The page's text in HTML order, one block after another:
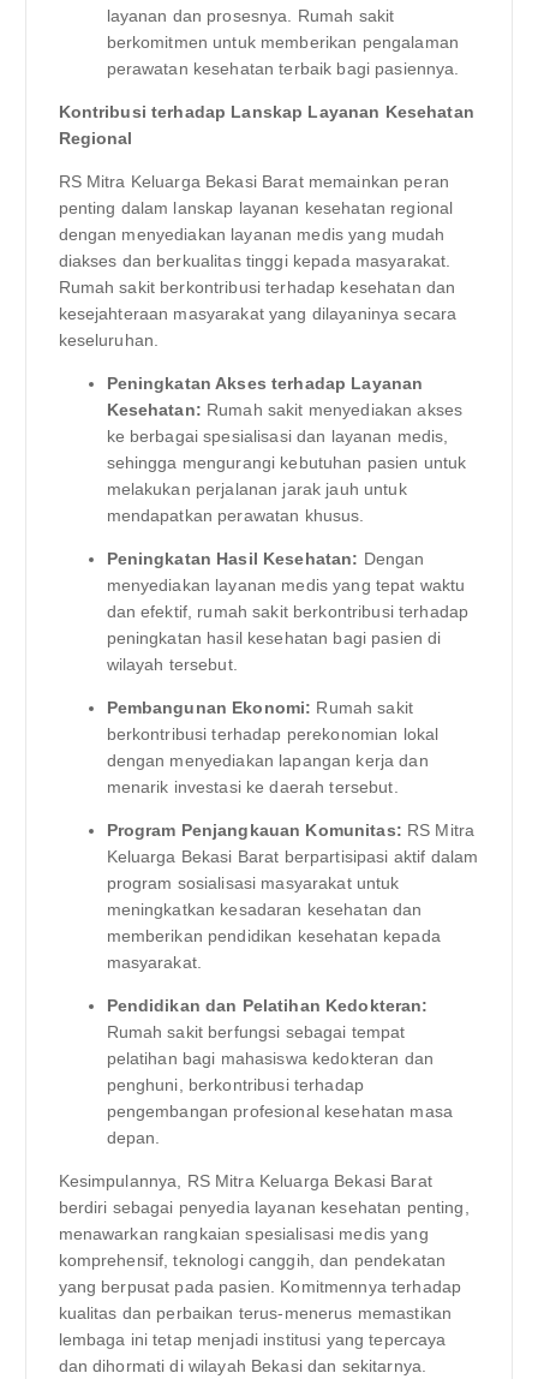
layanan dan prosesnya. Rumah sakit
berkomitmen untuk memberikan pengalaman
perawatan kesehatan terbaik bagi pasiennya.
Kontribusi terhadap Lanskap Layanan Kesehatan
Regional
RS Mitra Keluarga Bekasi Barat memainkan peran
penting dalam lanskap layanan kesehatan regional
dengan menyediakan layanan medis yang mudah
diakses dan berkualitas tinggi kepada masyarakat.
Rumah sakit berkontribusi terhadap kesehatan dan
kesejahteraan masyarakat yang dilayaninya secara
keseluruhan.
Peningkatan Akses terhadap Layanan
Kesehatan: Rumah sakit menyediakan akses
ke berbagai spesialisasi dan layanan medis,
sehingga mengurangi kebutuhan pasien untuk
melakukan perjalanan jarak jauh untuk
mendapatkan perawatan khusus.
Peningkatan Hasil Kesehatan: Dengan
menyediakan layanan medis yang tepat waktu
dan efektif, rumah sakit berkontribusi terhadap
peningkatan hasil kesehatan bagi pasien di
wilayah tersebut.
Pembangunan Ekonomi: Rumah sakit
berkontribusi terhadap perekonomian lokal
dengan menyediakan lapangan kerja dan
menarik investasi ke daerah tersebut.
Program Penjangkauan Komunitas: RS Mitra
Keluarga Bekasi Barat berpartisipasi aktif dalam
program sosialisasi masyarakat untuk
meningkatkan kesadaran kesehatan dan
memberikan pendidikan kesehatan kepada
masyarakat.
Pendidikan dan Pelatihan Kedokteran:
Rumah sakit berfungsi sebagai tempat
pelatihan bagi mahasiswa kedokteran dan
penghuni, berkontribusi terhadap
pengembangan profesional kesehatan masa
depan.
Kesimpulannya, RS Mitra Keluarga Bekasi Barat
berdiri sebagai penyedia layanan kesehatan penting,
menawarkan rangkaian spesialisasi medis yang
komprehensif, teknologi canggih, dan pendekatan
yang berpusat pada pasien. Komitmennya terhadap
kualitas dan perbaikan terus-menerus memastikan
lembaga ini tetap menjadi institusi yang tepercaya
dan dihormati di wilayah Bekasi dan sekitarnya.